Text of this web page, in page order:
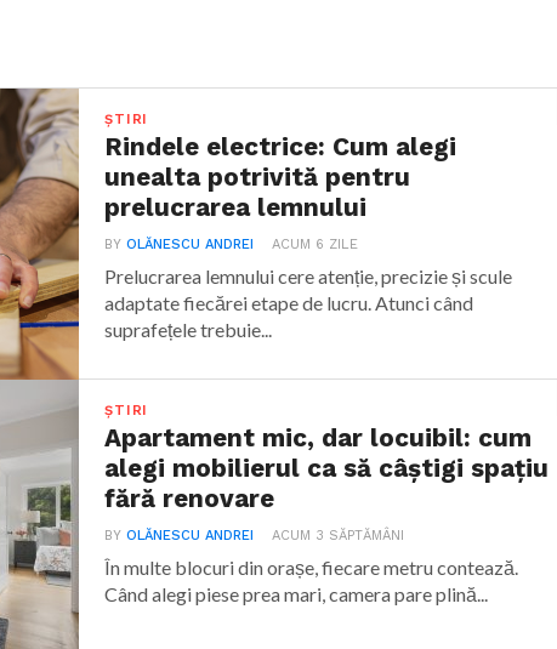
ȘTIRI
Rindele electrice: Cum alegi
unealta potrivită pentru
prelucrarea lemnului
BYOLĂNESCU ANDREI ACUM 6 ZILE
Prelucrarea lemnului cere atenție, precizie și scule
adaptate fiecărei etape de lucru. Atunci când
suprafețele trebuie...
ȘTIRI
Apartament mic, dar locuibil: cum
alegi mobilierul ca să câștigi spațiu
fără renovare
BYOLĂNESCU ANDREI ACUM 3 SĂPTĂMÂNI
În multe blocuri din orașe, fiecare metru contează.
Când alegi piese prea mari, camera pare plină...